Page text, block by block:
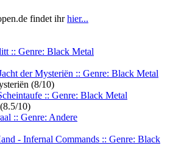
findet ihrhier...
(8/10)
(8.5/10)